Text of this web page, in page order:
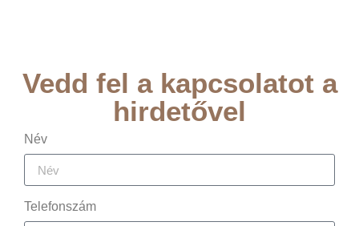
Vedd fel a kapcsolatot a
hirdetővel
Név
Telefonszám